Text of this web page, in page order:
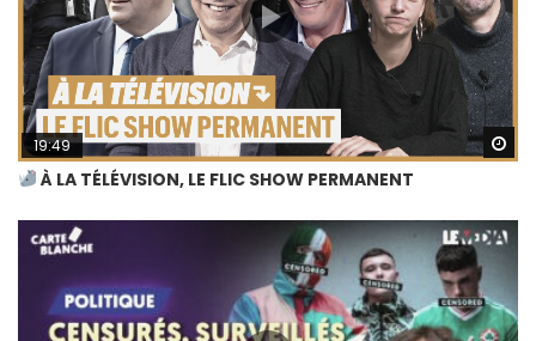
19:49
À LA TÉLÉVISION, LE FLIC SHOW PERMANENT